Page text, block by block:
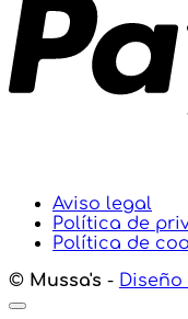
Aviso legal
Política de
Política de
© Mussa's - Diseño